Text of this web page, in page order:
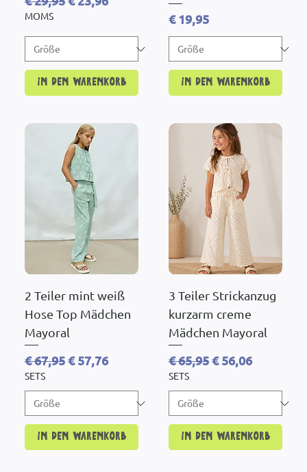
MOMS
In den Warenkorb
Preis
€ 19,95
In den Warenkorb
2 Teiler mint weiß
Hose Top Mädchen
Mayoral
Standardpreis
€ 67,95Sale-Preis
€ 57,76
SETS
In den Warenkorb
3 Teiler Strickanzug
kurzarm creme
Mädchen Mayoral
Standardpreis
€ 65,95Sale-Preis
€ 56,06
SETS
In den Warenkorb